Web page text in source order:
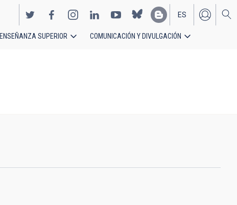
EN
ES
ENSEÑANZA SUPERIOR COMUNICACIÓN Y DIVULGACIÓN